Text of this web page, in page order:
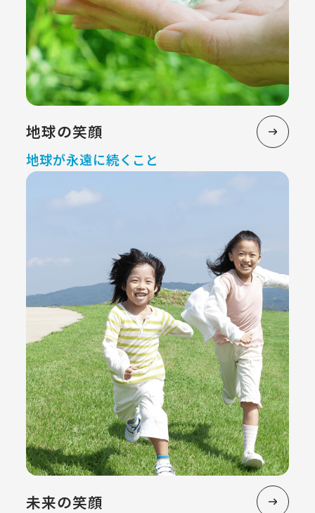
地球の笑顔
地球が永遠に続くこと
未来の笑顔